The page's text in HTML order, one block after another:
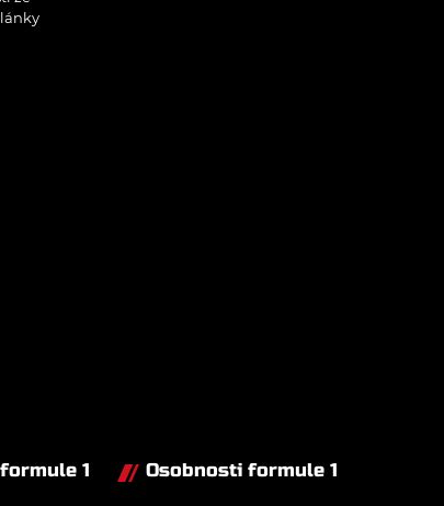
1 Osobnosti formule 1